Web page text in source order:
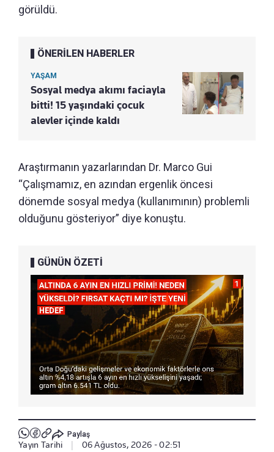
görüldü.
ÖNERİLEN HABERLER
YAŞAM
Sosyal medya akımı faciayla
bitti! 15 yaşındaki çocuk
alevler içinde kaldı
Araştırmanın yazarlarından Dr. Marco Gui
“Çalışmamız, en azından ergenlik öncesi
dönemde sosyal medya (kullanımının) problemli
olduğunu gösteriyor” diye konuştu.
GÜNÜN ÖZETİ
Paylaş
Yayın Tarihi 06 Ağustos, 2026 - 02:51